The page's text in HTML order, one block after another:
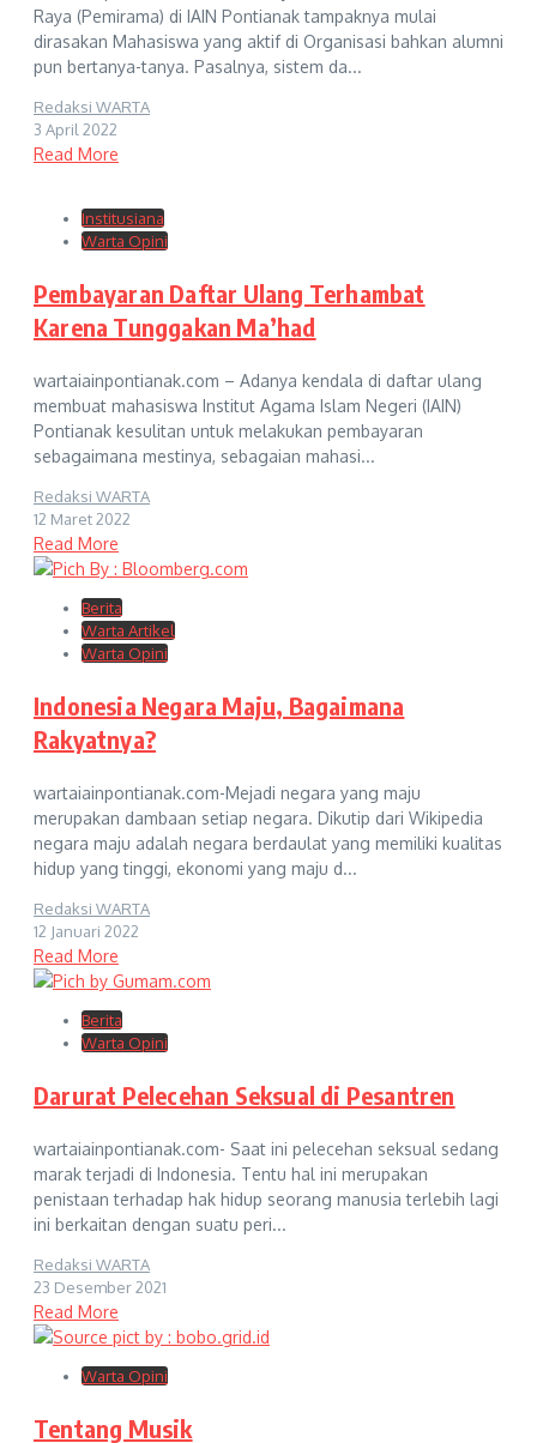
Raya (Pemirama) di IAIN Pontianak tampaknya mulai
dirasakan Mahasiswa yang aktif di Organisasi bahkan alumni
pun bertanya-tanya. Pasalnya, sistem da...
Redaksi WARTA
3 April 2022
Read More
Institusiana
Warta Opini
Pembayaran Daftar Ulang Terhambat
Karena Tunggakan Ma’had
wartaiainpontianak.com – Adanya kendala di daftar ulang
membuat mahasiswa Institut Agama Islam Negeri (IAIN)
Pontianak kesulitan untuk melakukan pembayaran
sebagaimana mestinya, sebagaian mahasi...
Redaksi WARTA
12 Maret 2022
Read More
Berita
Warta Artikel
Warta Opini
Indonesia Negara Maju, Bagaimana
Rakyatnya?
wartaiainpontianak.com-Mejadi negara yang maju
merupakan dambaan setiap negara. Dikutip dari Wikipedia
negara maju adalah negara berdaulat yang memiliki kualitas
hidup yang tinggi, ekonomi yang maju d...
Redaksi WARTA
12 Januari 2022
Read More
Berita
Warta Opini
Darurat Pelecehan Seksual di Pesantren
wartaiainpontianak.com- Saat ini pelecehan seksual sedang
marak terjadi di Indonesia. Tentu hal ini merupakan
penistaan terhadap hak hidup seorang manusia terlebih lagi
ini berkaitan dengan suatu peri...
Redaksi WARTA
23 Desember 2021
Read More
Warta Opini
Tentang Musik